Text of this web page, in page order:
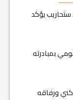
يؤكد
بمبادرته
عزيز كني ورفاقه